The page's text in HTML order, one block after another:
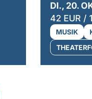
DI., 20.
42 EUR /
MUSIK